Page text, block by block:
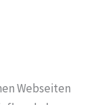
Webseiten